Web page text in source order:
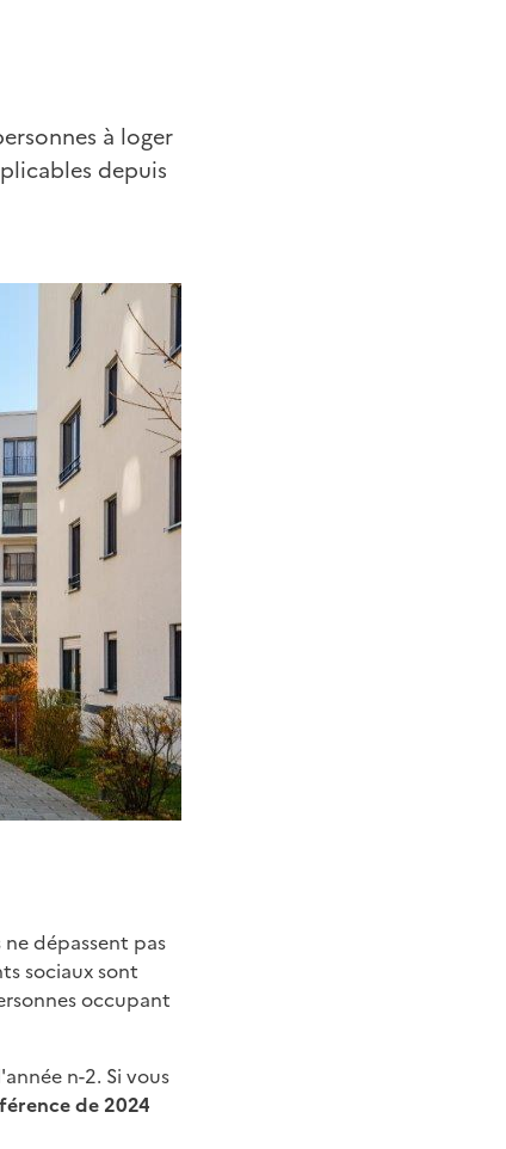
à loger
depuis
dépassent pas
sociaux sont
occupant
n-2. Si vous
de 2024